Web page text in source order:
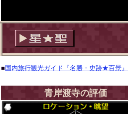
■ 国内旅行観光ガイド『名勝・史跡★百景』
青岸渡寺の評価